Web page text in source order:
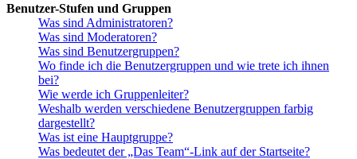
Benutzer-Stufen und Gruppen
Was sind Administratoren?
Was sind Moderatoren?
Was sind Benutzergruppen?
Wo finde ich die Benutzergruppen und wie trete ich ihnen
bei?
Wie werde ich Gruppenleiter?
Weshalb werden verschiedene Benutzergruppen farbig
dargestellt?
Was ist eine Hauptgruppe?
Was bedeutet der „Das Team“-Link auf der Startseite?